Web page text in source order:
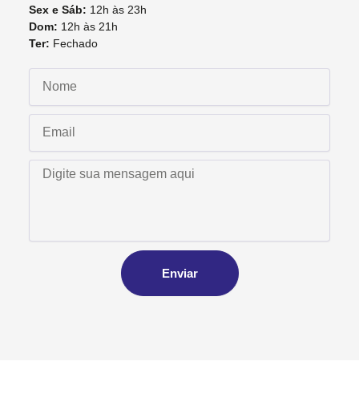
Sex e Sáb: 12h às 23h
Dom: 12h às 21h
Ter: Fechado
Enviar